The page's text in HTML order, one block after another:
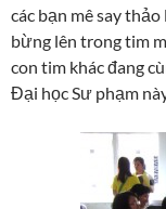
các bạn mê say
bừng lên trong tim
con tim khác đang
Đại học Sư phạm